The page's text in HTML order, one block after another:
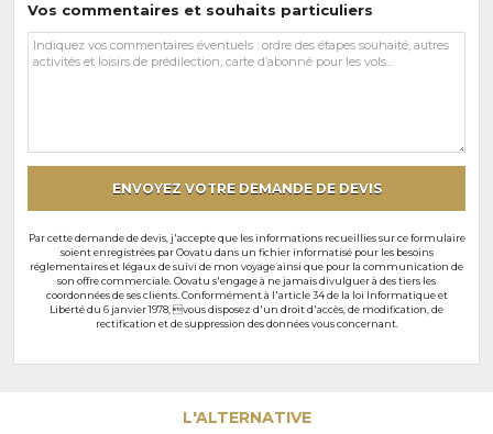
Vos commentaires et souhaits particuliers
Vos
commentaires
ENVOYEZ VOTRE DEMANDE DE DEVIS
Par cette demande de devis, j'accepte que les informations recueillies sur ce formulaire
soient enregistrées par Oovatu dans un fichier informatisé pour les besoins
réglementaires et légaux de suivi de mon voyage ainsi que pour la communication de
son offre commerciale. Oovatu s'engage à ne jamais divulguer à des tiers les
coordonnées de ses clients. Conformément à l'article 34 de la loi Informatique et
Liberté du 6 janvier 1978, vous disposez d'un droit d'accès, de modification, de
rectification et de suppression des données vous concernant.
L'ALTERNATIVE